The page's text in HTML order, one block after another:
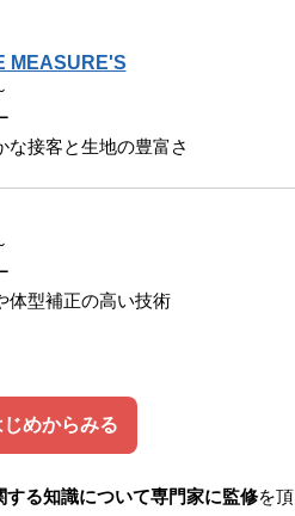
MEASURE'S
な接客と生地の豊富さ
体型補正の高い技術
めからみる
する知識について専門家に監修を頂